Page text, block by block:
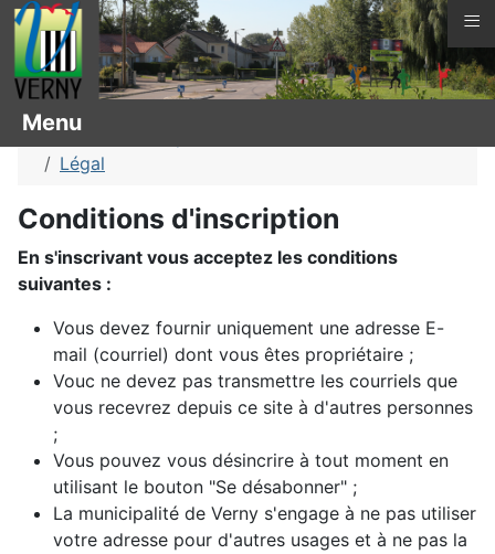
Vous êtes ici :
Arbres remarquables
Légal
Conditions d'inscription
En s'inscrivant vous acceptez les conditions
suivantes :
Vous devez fournir uniquement une adresse E-
mail (courriel) dont vous êtes propriétaire ;
Vouc ne devez pas transmettre les courriels que
vous recevrez depuis ce site à d'autres personnes
;
Vous pouvez vous désincrire à tout moment en
utilisant le bouton "Se désabonner" ;
La municipalité de Verny s'engage à ne pas utiliser
votre adresse pour d'autres usages et à ne pas la
Menu
≡